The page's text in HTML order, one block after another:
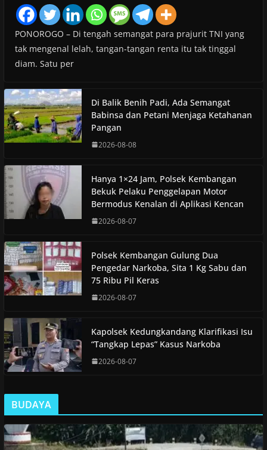
PONOROGO – Di tengah semangat para prajurit TNI yang
tak mengenal lelah, tangan-tangan renta itu tak tinggal
diam. Satu per
Di Balik Benih Padi, Ada Semangat
Babinsa dan Petani Menjaga Ketahanan
Pangan
2026-08-08
Hanya 1×24 Jam, Polsek Kembangan
Bekuk Pelaku Penggelapan Motor
Bermodus Kenalan di Aplikasi Kencan
2026-08-07
Polsek Kembangan Gulung Dua
Pengedar Narkoba, Sita 1 Kg Sabu dan
75 Ribu Pil Keras
2026-08-07
Kapolsek Kedungkandang Klarifikasi Isu
“Tangkap Lepas” Kasus Narkoba
2026-08-07
BUDAYA